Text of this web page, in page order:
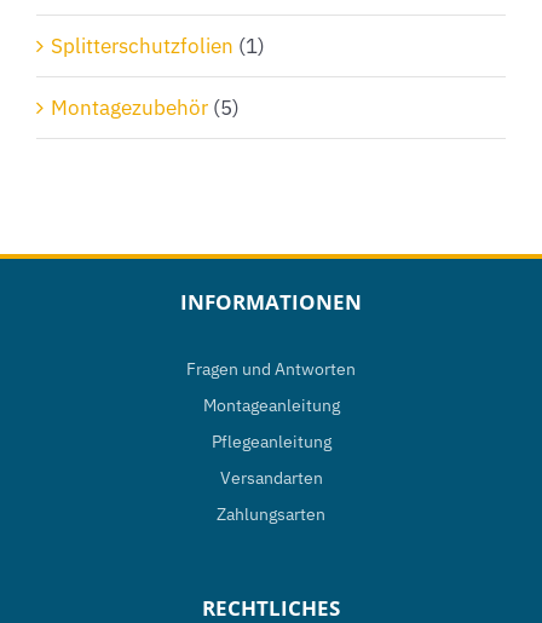
Splitterschutzfolien (1)
Montagezubehör (5)
INFORMATIONEN
Fragen und Antworten
Montageanleitung
Pflegeanleitung
Versandarten
Zahlungsarten
RECHTLICHES